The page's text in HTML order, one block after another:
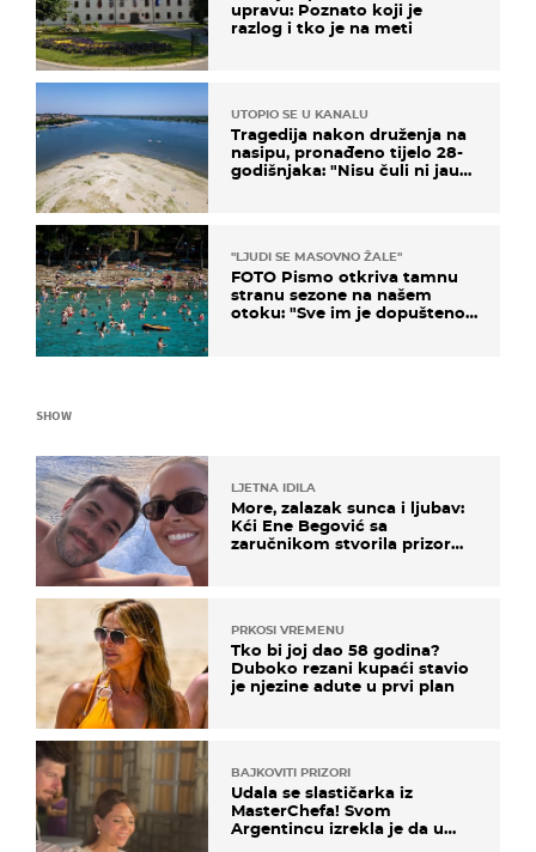
upravu: Poznato koji je
razlog i tko je na meti
UTOPIO SE U KANALU
Tragedija nakon druženja na
nasipu, pronađeno tijelo 28-
godišnjaka: "Nisu čuli ni jauk
"LJUDI SE MASOVNO ŽALE"
FOTO Pismo otkriva tamnu
stranu sezone na našem
otoku: "Sve im je dopušteno!
SHOW
LJETNA IDILA
More, zalazak sunca i ljubav:
Kći Ene Begović sa
zaručnikom stvorila prizor
PRKOSI VREMENU
Tko bi joj dao 58 godina?
Duboko rezani kupaći stavio
je njezine adute u prvi plan
BAJKOVITI PRIZORI
Udala se slastičarka iz
MasterChefa! Svom
Argentincu izrekla je da u